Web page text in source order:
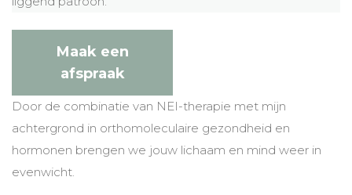
Maak een
afspraak
Door de combinatie van NEI-therapie met mijn
achtergrond in orthomoleculaire gezondheid en
hormonen brengen we jouw lichaam en mind weer in
evenwicht.